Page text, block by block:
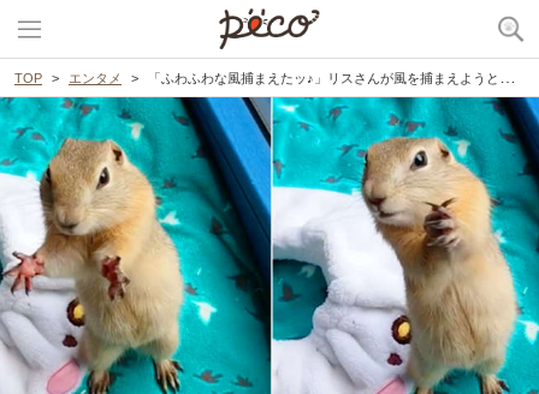
TOP エンタメ 「ふわふわな風捕まえたッ♪」リスさんが風を捕まえようと悪戦苦闘！ おてての動きが可愛すぎ♡